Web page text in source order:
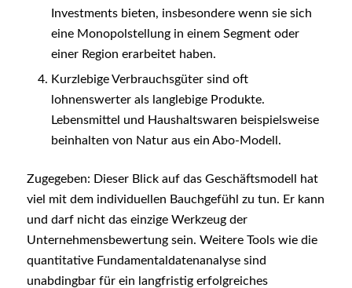
Investments bieten, insbesondere wenn sie sich
eine Monopolstellung in einem Segment oder
einer Region erarbeitet haben.
Kurzlebige Verbrauchsgüter sind oft
lohnenswerter als langlebige Produkte.
Lebensmittel und Haushaltswaren beispielsweise
beinhalten von Natur aus ein Abo-Modell.
Zugegeben: Dieser Blick auf das Geschäftsmodell hat
viel mit dem individuellen Bauchgefühl zu tun. Er kann
und darf nicht das einzige Werkzeug der
Unternehmensbewertung sein. Weitere Tools wie die
quantitative Fundamentaldatenanalyse sind
unabdingbar für ein langfristig erfolgreiches